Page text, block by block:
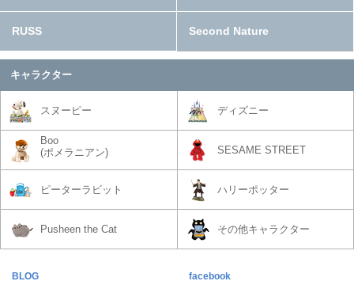
RUSS Second Nature
キャラクター
スヌーピー ディズニー
Boo
(ポメラニアン)
SESAME STREET
ピーターラビット ハリーポッター
Pusheen the Cat その他キャラクター
BLOG facebook